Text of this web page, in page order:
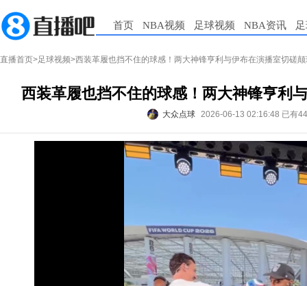
首页 NBA视频 足球视频 NBA资讯
直播首页>足球视频>西装革履也挡不住的球感！两大神锋亨利与伊布在演播室切磋
西装革履也挡不住的球感！两大神锋亨利
大众点球 2026-06-13 02:16:48 已有